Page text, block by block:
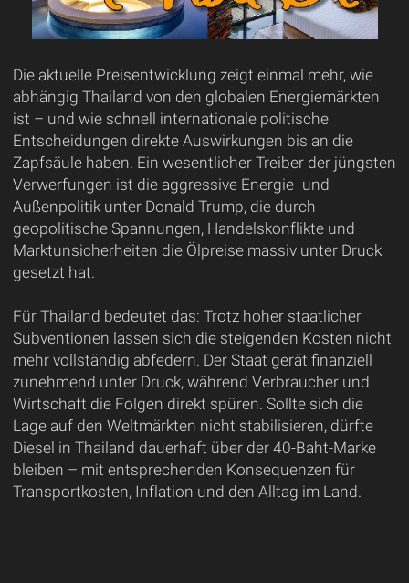
Die aktuelle Preisentwicklung zeigt einmal mehr, wie
abhängig Thailand von den globalen Energiemärkten
ist – und wie schnell internationale politische
Entscheidungen direkte Auswirkungen bis an die
Zapfsäule haben. Ein wesentlicher Treiber der jüngsten
Verwerfungen ist die aggressive Energie- und
Außenpolitik unter Donald Trump, die durch
geopolitische Spannungen, Handelskonflikte und
Marktunsicherheiten die Ölpreise massiv unter Druck
gesetzt hat.
Für Thailand bedeutet das: Trotz hoher staatlicher
Subventionen lassen sich die steigenden Kosten nicht
mehr vollständig abfedern. Der Staat gerät finanziell
zunehmend unter Druck, während Verbraucher und
Wirtschaft die Folgen direkt spüren. Sollte sich die
Lage auf den Weltmärkten nicht stabilisieren, dürfte
Diesel in Thailand dauerhaft über der 40-Baht-Marke
bleiben – mit entsprechenden Konsequenzen für
Transportkosten, Inflation und den Alltag im Land.